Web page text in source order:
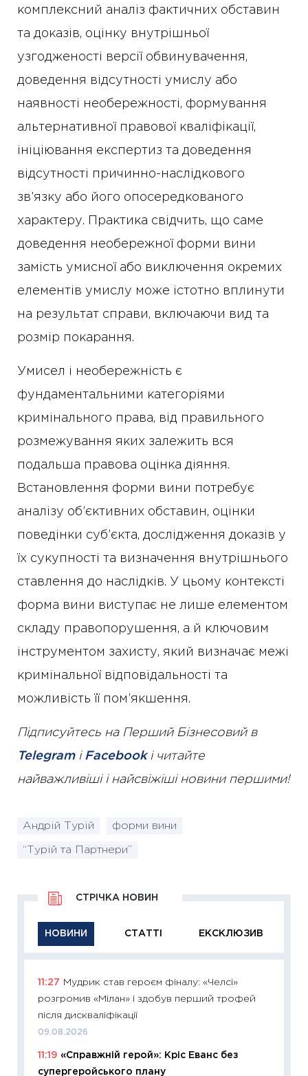
комплексний аналіз фактичних обставин
та доказів, оцінку внутрішньої
узгодженості версії обвинувачення,
доведення відсутності умислу або
наявності необережності, формування
альтернативної правової кваліфікації,
ініціювання експертиз та доведення
відсутності причинно-наслідкового
зв’язку або його опосередкованого
характеру. Практика свідчить, що саме
доведення необережної форми вини
замість умисної або виключення окремих
елементів умислу може істотно вплинути
на результат справи, включаючи вид та
розмір покарання.
Умисел і необережність є
фундаментальними категоріями
кримінального права, від правильного
розмежування яких залежить вся
подальша правова оцінка діяння.
Встановлення форми вини потребує
аналізу об’єктивних обставин, оцінки
поведінки суб’єкта, дослідження доказів у
їх сукупності та визначення внутрішнього
ставлення до наслідків. У цьому контексті
форма вини виступає не лише елементом
складу правопорушення, а й ключовим
інструментом захисту, який визначає межі
кримінальної відповідальності та
можливість її пом’якшення.
Підписуйтесь на Перший Бізнесовий в
Telegramі Facebookі читайте
найважливіші і найсвіжіші новини першими!
Андрій Турій форми вини
“Турій та Партнери”
НОВИНИ СТАТТІ ЕКСКЛЮЗИВ
СТРІЧКА НОВИН
11:27 Мудрик став героєм фіналу: «Челсі»
розгромив «Мілан» і здобув перший трофей
після дискваліфікації
09.08.2026
11:19 «Справжній герой»: Кріс Еванс без
супергеройського плану